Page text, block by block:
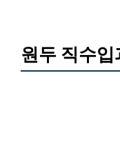
원두 직수